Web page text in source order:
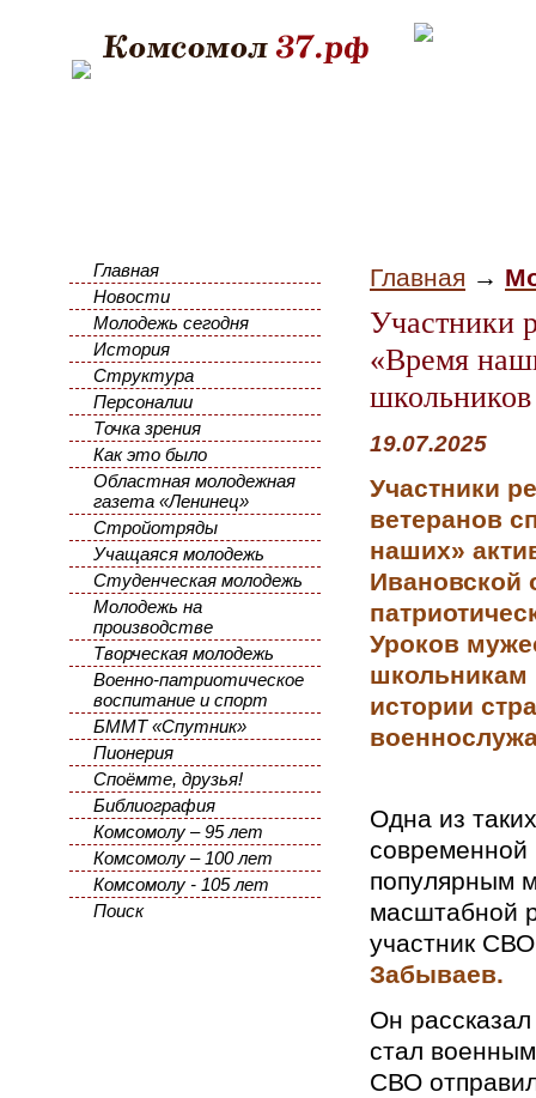
Главная
Новости
Молодежь сегодня
История
Структура
Персоналии
Точка зрения
Как это было
Областная молодежная
газета «Ленинец»
Стройотряды
Учащаяся молодежь
Студенческая молодежь
Молодежь на
производстве
Творческая молодежь
Военно-патриотическое
воспитание и спорт
БММТ «Спутник»
Пионерия
Споёмте, друзья!
Библиография
Комсомолу – 95 лет
Комсомолу – 100 лет
Комсомолу - 105 лет
Поиск
Главная →
Участники
«Время
школьников
19.07.2025
Участники
ветеранов
наших»
Ивановской
Уроков
школьникам
истории
Одна из
современной
популярным
масштабной
участник
Забываев.
Он
стал
СВО